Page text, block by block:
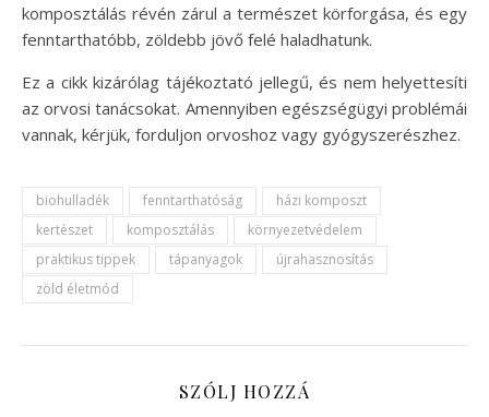
komposztálás révén zárul a természet körforgása, és egy
fenntarthatóbb, zöldebb jövő felé haladhatunk.
Ez a cikk kizárólag tájékoztató jellegű, és nem helyettesíti
az orvosi tanácsokat. Amennyiben egészségügyi problémái
vannak, kérjük, forduljon orvoshoz vagy gyógyszerészhez.
biohulladék fenntarthatóság
házi komposzt
kertészet
komposztálás
környezetvédelem
praktikus tippek
tápanyagok
újrahasznosítás
zöld életmód
SZÓLJ HOZZÁ